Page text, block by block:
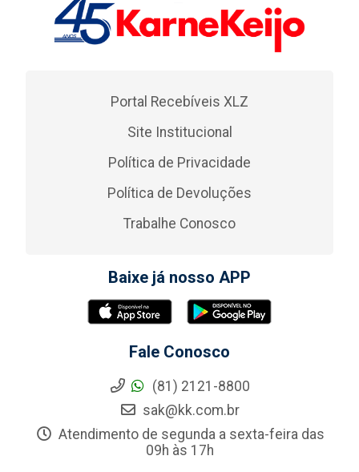
Portal Recebíveis XLZ
Site Institucional
Política de Privacidade
Política de Devoluções
Trabalhe Conosco
Baixe já nosso APP
Fale Conosco
(81) 2121-8800
sak@kk.com.br
Atendimento de segunda a sexta-feira das
09h às 17h